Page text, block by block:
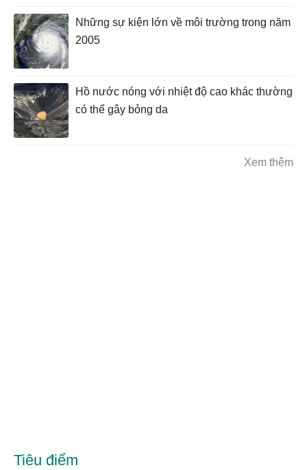
Những sự kiện lớn về môi trường trong năm
2005
Hồ nước nóng với nhiệt độ cao khác thường
có thể gây bỏng da
Xem thêm
Tiêu điểm